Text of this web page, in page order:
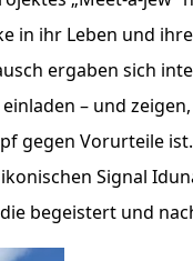
in ihr Leben und
ergaben sich
– und
gegen Vorurteile
Signal
begeistert und